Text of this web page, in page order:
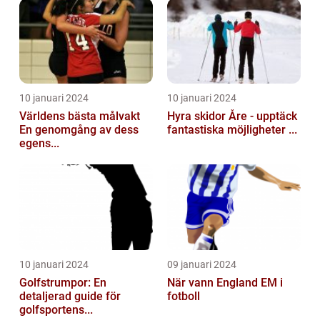
10 januari 2024
Världens bästa målvakt
En genomgång av dess
egens...
10 januari 2024
Hyra skidor Åre - upptäck
fantastiska möjligheter ...
10 januari 2024
Golfstrumpor: En
detaljerad guide för
golfsportens...
09 januari 2024
När vann England EM i
fotboll